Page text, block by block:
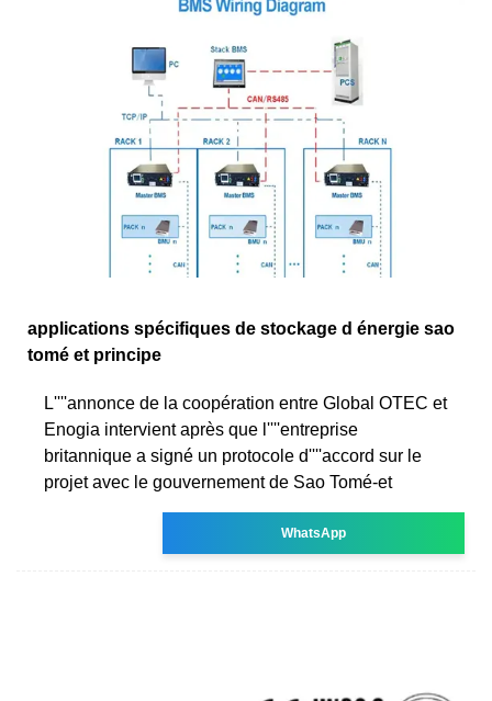
applications spécifiques de stockage d énergie sao
tomé et principe
L''''annonce de la coopération entre Global OTEC et
Enogia intervient après que l''''entreprise
britannique a signé un protocole d''''accord sur le
projet avec le gouvernement de Sao Tomé-et
WhatsApp